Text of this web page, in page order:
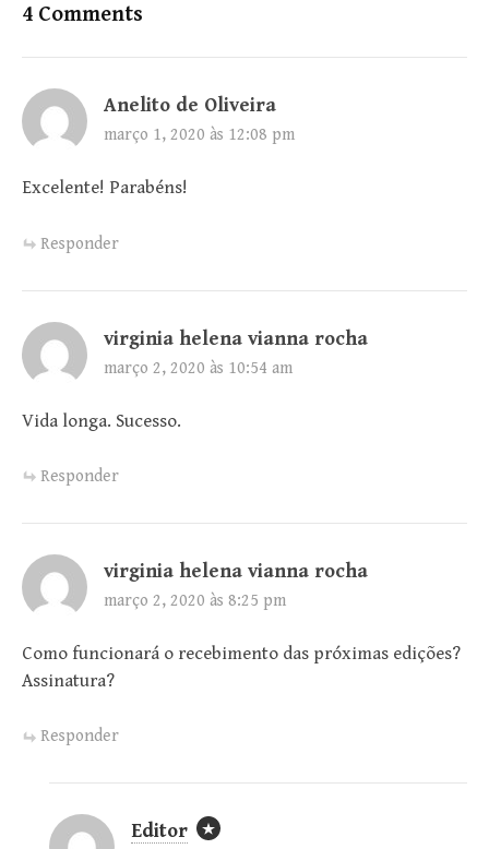
4 Comments
Anelito de Oliveira
março 1, 2020 às 12:08 pm
Excelente! Parabéns!
Responder
virginia helena vianna rocha
março 2, 2020 às 10:54 am
Vida longa. Sucesso.
Responder
virginia helena vianna rocha
março 2, 2020 às 8:25 pm
Como funcionará o recebimento das próximas edições?
Assinatura?
Responder
Editor